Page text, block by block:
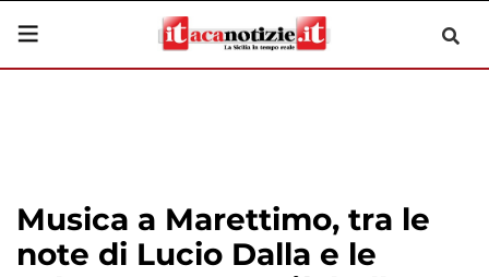
Musica a Marettimo, tra le
note di Lucio Dalla e le